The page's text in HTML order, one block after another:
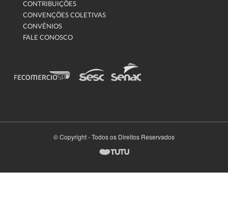
CONTRIBUIÇÕES
CONVENÇÕES COLETIVAS
CONVÊNIOS
FALE CONOSCO
© Copyright - Todos os Direitos Reservados